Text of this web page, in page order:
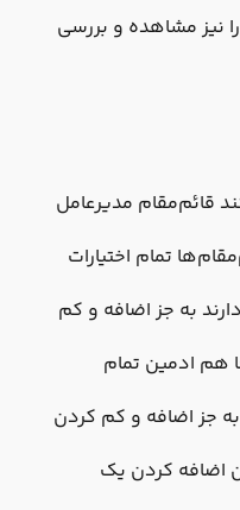
نیز مشاهده و بررسی
قائم‌مقام مدیرعامل
تمام اختیارات
به جز اضافه و کم
هم ادمین تمام
جز اضافه و کم کردن
اضافه کردن یک